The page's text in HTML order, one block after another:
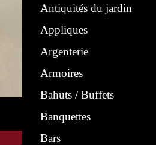
Antiquités du jardin
Appliques
Argenterie
Armoires
Bahuts / Buffets
Banquettes
Bars